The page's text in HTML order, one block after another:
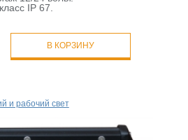
IP 67.
В КОРЗИНУ
и рабочий свет